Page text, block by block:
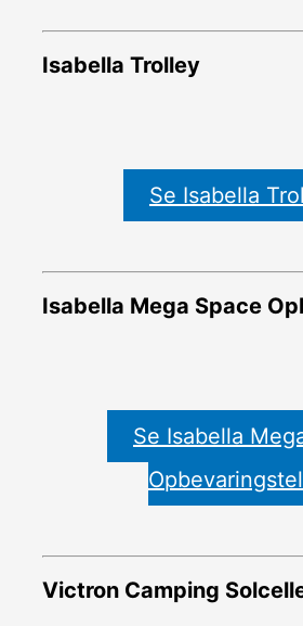
Isabella Trolley
Se Isabella
Isabella Mega Space
Se Isabella
Victron Camping